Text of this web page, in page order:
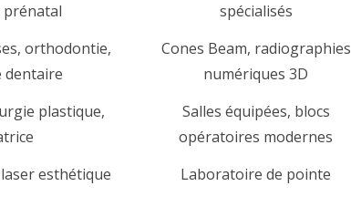
prénatal
spécialisés
orthodontie,
dentaire
Cones Beam, radiographies
numériques 3D
plastique,
Salles équipées, blocs
opératoires modernes
esthétique Laboratoire de pointe